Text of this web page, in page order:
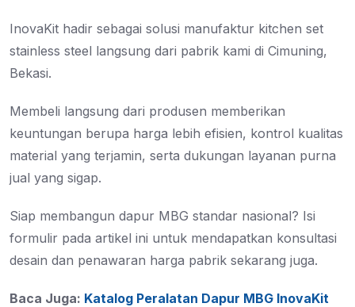
InovaKit hadir sebagai solusi manufaktur kitchen set
stainless steel langsung dari pabrik kami di Cimuning,
Bekasi.
Membeli langsung dari produsen memberikan
keuntungan berupa harga lebih efisien, kontrol kualitas
material yang terjamin, serta dukungan layanan purna
jual yang sigap.
Siap membangun dapur MBG standar nasional? Isi
formulir pada artikel ini untuk mendapatkan konsultasi
desain dan penawaran harga pabrik sekarang juga.
Baca Juga: Katalog Peralatan Dapur MBG InovaKit